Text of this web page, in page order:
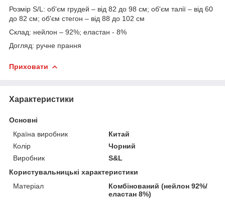
Розмір S/L: об'єм грудей – від 82 до 98 см; об'єм талії – від 60
до 82 см; об'єм стегон – від 88 до 102 см
Склад: нейлон – 92%; еластан - 8%
Догляд: ручне прання
Приховати
Характеристики
Основні
Країна виробник
Китай
Колір
Чорний
Виробник
S&L
Користувальницькі характеристики
Матеріал
Комбінований (нейлон 92%/
еластан 8%)